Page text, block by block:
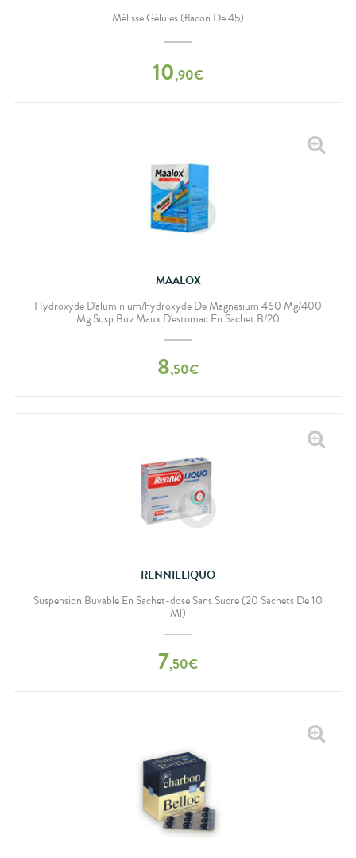
Mélisse Gélules (flacon De 45)
10,90€
MAALOX
Hydroxyde D'aluminium/hydroxyde De Magnesium 460 Mg/400
Mg Susp Buv Maux D'estomac En Sachet B/20
8,50€
RENNIELIQUO
Suspension Buvable En Sachet-dose Sans Sucre (20 Sachets De 10
Ml)
7,50€